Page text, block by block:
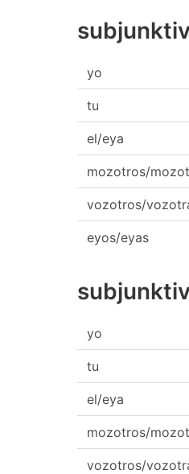
yo
tu
el/eya
mozotros/
vozotros/
eyos/eyas
yo
tu
el/eya
mozotros/
vozotros/